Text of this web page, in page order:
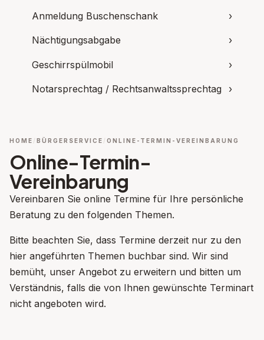
Anmeldung Buschenschank ›
Nächtigungsabgabe ›
Geschirrspülmobil ›
Notarsprechtag / Rechtsanwaltssprechtag ›
HOME BÜRGERSERVICE ONLINE-TERMIN-VEREINBARUNG
Online-Termin-
Vereinbarung
Vereinbaren Sie online Termine für Ihre persönliche
Beratung zu den folgenden Themen.
Bitte beachten Sie, dass Termine derzeit nur zu den
hier angeführten Themen buchbar sind. Wir sind
bemüht, unser Angebot zu erweitern und bitten um
Verständnis, falls die von Ihnen gewünschte Terminart
nicht angeboten wird.